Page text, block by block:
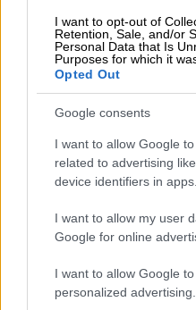
I want to opt-out of
Retention, Sale, and/or
Personal Data that Is
Purposes for which it
Opted Out
Google consents
I want to allow Google
related to advertising
device identifiers in apps.
I want to allow my user
Google for online
I want to allow Google
personalized advertising.
Λιβύης.
Αίτνα